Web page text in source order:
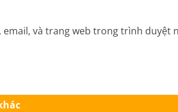
email, và trang web trong trình duyệt